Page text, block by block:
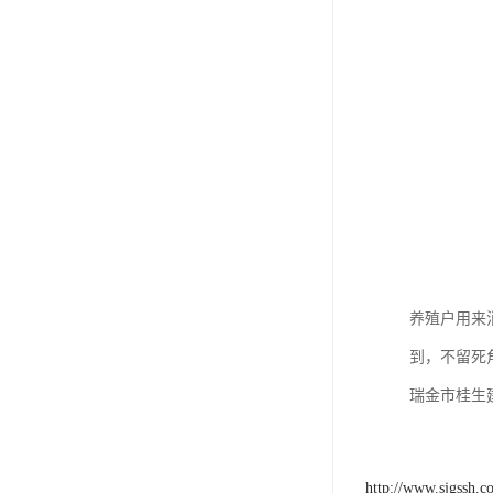
养殖户用来
到，不留死
瑞金市桂生
http://